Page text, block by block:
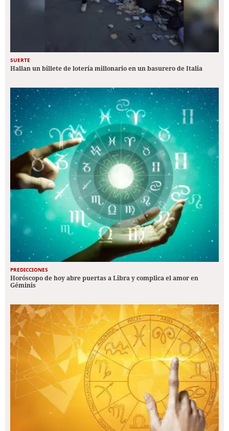
SUERTE
Hallan un billete de lotería millonario en un basurero de Italia
PREDICCIONES
Horóscopo de hoy abre puertas a Libra y complica el amor en
Géminis